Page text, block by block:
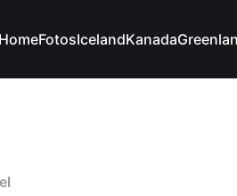
HomeFotosIcelandKanada